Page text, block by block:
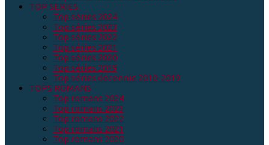
TOP SERIES
Top séries 2024
Top séries 2023
Top séries 2022
Top séries 2021
Top séries 2020
Top séries 2019
Top séries décennie 2010-2019
TOPS ROMANS
Top romans 2024
Top romans 2023
Top romans 2022
Top romans 2021
Top romans 2020